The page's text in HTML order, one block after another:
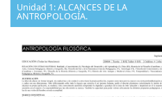
Unidad 1: ALCANCES DE LA
ANTROPOLOGÍA.